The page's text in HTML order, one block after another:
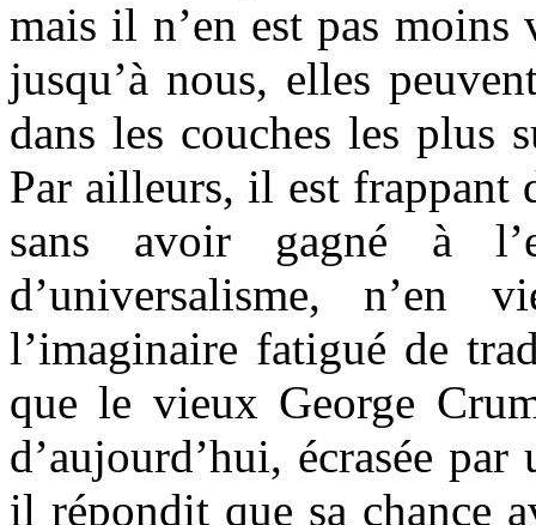
mais il n’en est pas moins
jusqu’à nous, elles
dans les couches les plus
Par ailleurs, il est frappant
sans avoir gagné à
d’universalisme, n’en
l’imaginaire fatigué de
que le vieux George
d’aujourd’hui, écrasée
il répondit que sa chance